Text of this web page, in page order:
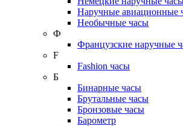
Наручные авиационные
Необычные часы
Ф
Французские наручные
F
Fashion часы
Б
Бинарные часы
Брутальные часы
Бронзовые часы
Барометр